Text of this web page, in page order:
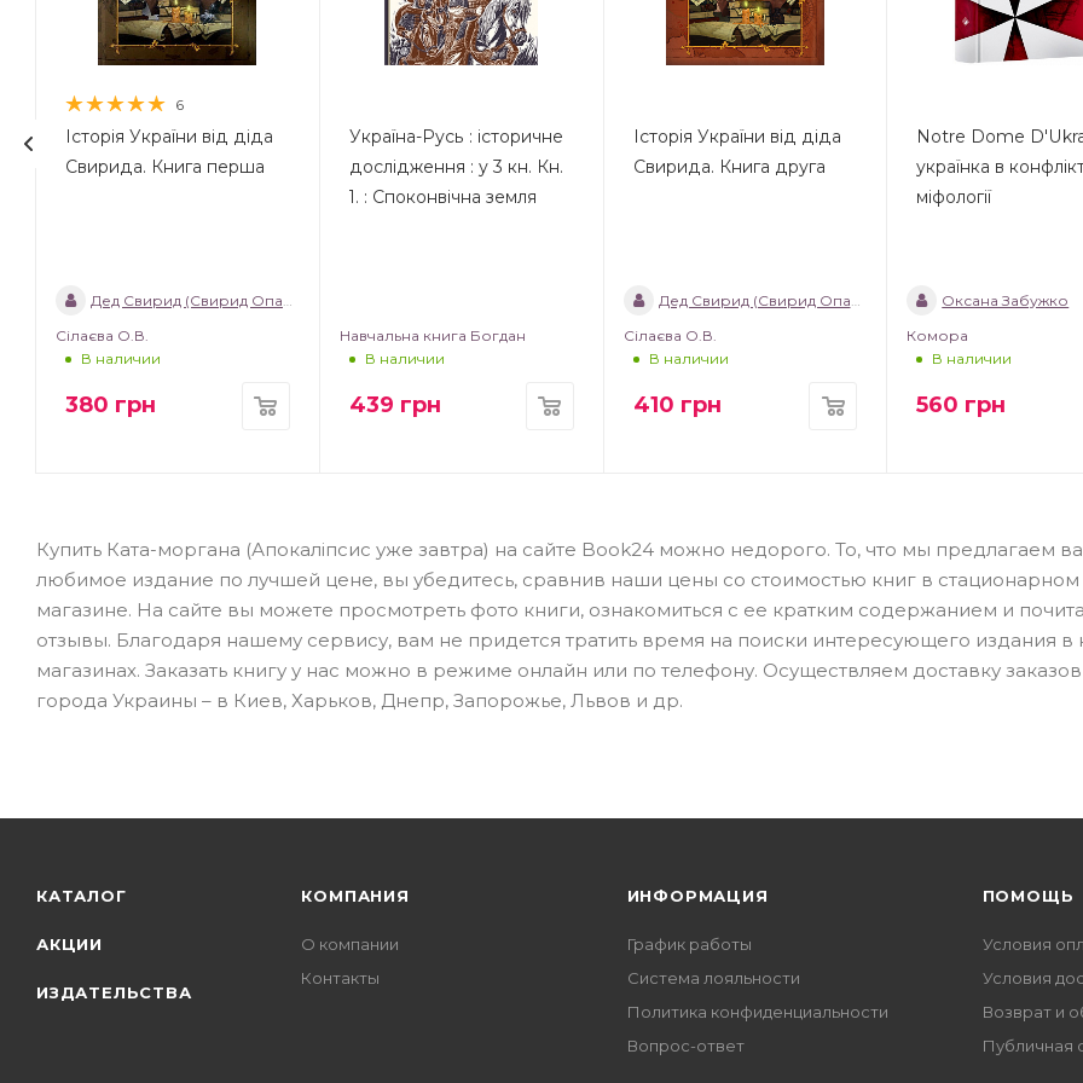
6
Історія України від діда
Свирида. Книга перша
Дед Свирид (Свирид Опанасович)
Сілаєва О.В.
В наличии
380 грн
Україна-Русь : історичне
дослідження : у 3 кн. Кн.
1. : Споконвічна земля
Навчальна книга Богдан
В наличии
439 грн
Історія України від діда
Свирида. Книга друга
Дед Свирид (Свирид Опанасович)
Сілаєва О.В.
В наличии
410 грн
Notre Dome
українка в
міфології
Оксана Забужко
Комора
В наличии
560 грн
Купить Ката-моргана (Апокаліпсис уже завтра) на сайте Book24 можно недорого. То, что мы предлагаем
любимое издание по лучшей цене, вы убедитесь, сравнив наши цены со стоимостью книг в стационарном
магазине. На сайте вы можете просмотреть фото книги, ознакомиться с ее кратким содержанием и
отзывы. Благодаря нашему сервису, вам не придется тратить время на поиски интересующего издания в
магазинах. Заказать книгу у нас можно в режиме онлайн или по телефону. Осуществляем доставку
города Украины – в Киев, Харьков, Днепр, Запорожье, Львов и др.
КАТАЛОГ
АКЦИИ
ИЗДАТЕЛЬСТВА
КОМПАНИЯ
О компании
Контакты
ИНФОРМАЦИЯ
График работы
Система лояльности
Политика конфиденциальности
Вопрос-ответ
ПОМОЩЬ
Условия
Условия
Возврат и
Публичная